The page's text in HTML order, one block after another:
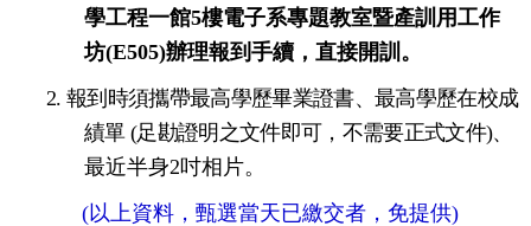
學工程一館5樓電子系專題教室暨產訓用工作
坊(E505)辦理報到手續，直接開訓。
2. 報到時須攜帶最高學歷畢業證書、最高學歷在校成
績單 (足勘證明之文件即可，不需要正式文件)、
最近半身2吋相片。
(以上資料，甄選當天已繳交者，免提供)